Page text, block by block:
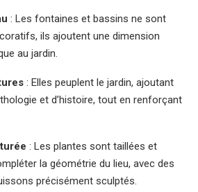
: Les fontaines et bassins ne sont
ils ajoutent une dimension
au jardin.
: Elles peuplent le jardin, ajoutant
et d’histoire, tout en renforçant
: Les plantes sont taillées et
la géométrie du lieu, avec des
précisément sculptés.